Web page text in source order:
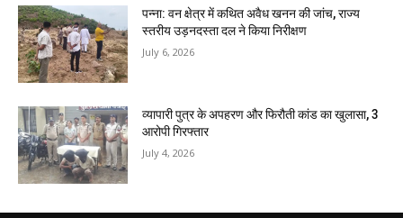
पन्ना: वन क्षेत्र में कथित अवैध खनन की जांच, राज्य
स्तरीय उड़नदस्ता दल ने किया निरीक्षण
July 6, 2026
व्यापारी पुत्र के अपहरण और फिरौती कांड का खुलासा, 3
आरोपी गिरफ्तार
July 4, 2026